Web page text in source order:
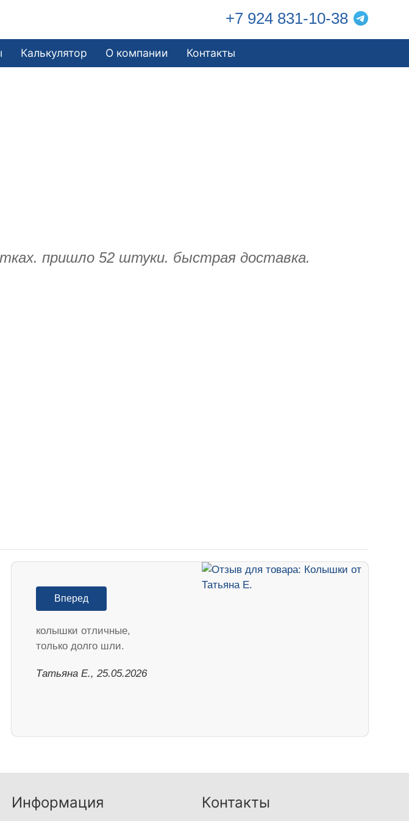
+7 924 831-10-38
Калькулятор О компании Контакты
пришло 52 штуки. быстрая доставка.
Вперед
колышки отличные,
только долго шли.
Татьяна Е., 25.05.2026
Информация Контакты